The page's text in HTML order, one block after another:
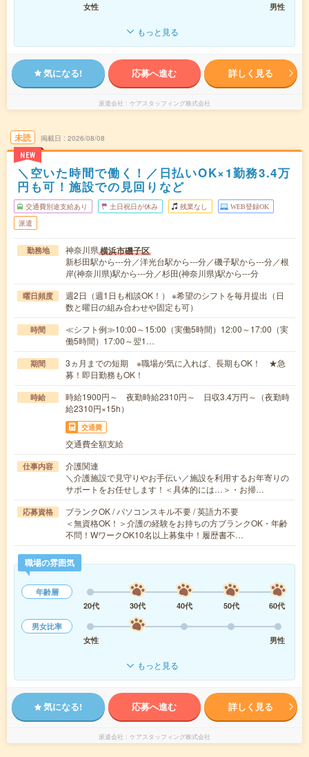
女性
男性
もっと見る
気になる! 応募へ進む 詳しく見る
派遣会社 ケアスタッフィング株式会社
未読
NEW
掲載日 2026/08/08
＼空いた時間で働く！／日払いOK×1勤務3.4万
円も可！施設での見回りなど
交通費別途支給あり 土日祝日が休み 残業なし WEB登録OK
派遣
勤務地 神奈川県横浜市磯子区
新杉田駅から---分／洋光台駅から---分／磯子駅から---分／根
岸(神奈川県)駅から---分／杉田(神奈川県)駅から---分
曜日頻度
週2日（週1日も相談OK！） ※希望のシフトを毎月提出（日
数と曜日の組み合わせや固定も可）
時間
≪シフト例≫10:00～15:00（実働5時間）12:00～17:00（実
働5時間）17:00～翌1…
期間
3ヵ月までの短期 ※職場が気に入れば、長期もOK！ ★急
募！即日勤務もOK！
時給
時給1900円～ 夜勤時給2310円～ 日収3.4万円～（夜勤時
給2310円×15h）
交通費
交通費全額支給
仕事内容
介護関連
＼介護施設で見守りやお手伝い／施設を利用するお年寄りの
サポートをお任せします！＜具体的には…＞・お掃…
応募資格
ブランクOK / パソコンスキル不要 / 英語力不要
＜無資格OK！＞介護の経験をお持ちの方ブランクOK・年齢
不問！WワークOK10名以上募集中！履歴書不…
職場の雰囲気
年齢層
20代
30代 40代 50代
60代
男女比率
女性
男性
もっと見る
気になる! 応募へ進む 詳しく見る
派遣会社 ケアスタッフィング株式会社